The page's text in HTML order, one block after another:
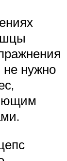
не нужно